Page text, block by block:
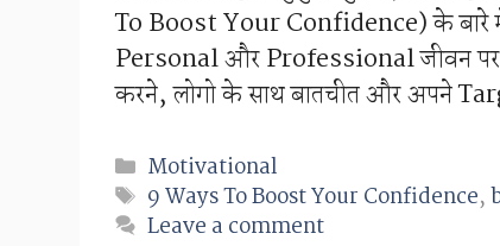
To Boost Your Confidence) के बारे
Personal और Professional जीवन पर
करने, लोगो के साथ बातचीत और अपने
Categories
Motivational
Tags
9 Ways To Boost Your Confidence,
Leave a comment